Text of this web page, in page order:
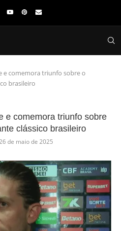
e comemora triunfo sobre o
brasileiro
e comemora triunfo sobre
clássico brasileiro
de maio de 2025